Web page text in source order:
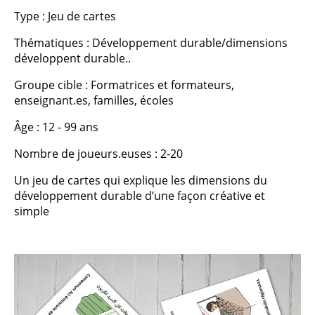
Type : Jeu de cartes
Thématiques : Développement durable/dimensions
développent durable..
Groupe cible : Formatrices et formateurs,
enseignant.es, familles, écoles
Âge : 12 - 99 ans
Nombre de joueurs.euses : 2-20
Un jeu de cartes qui explique les dimensions du
développement durable d’une façon créative et
simple